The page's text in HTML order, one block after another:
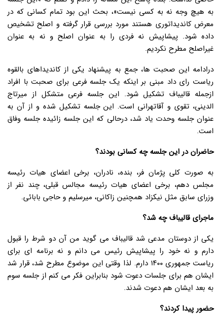
به هیچ وجه نه به کسی نیست»، بحث این بود تمام کسانی که در
معرض کاندیداتوری هستند مورد بررسی قرار گرفته و اصلح تشخیص
داده شود. پیشاپیش نه فردی را به عنوان اصلح و نه به عنوان
غیراصلح مطرح نکردیم.
درادامه این صحبت ها، جمع به پیشنهاد یکی از کاندیداهای بالقوه
ریاست رای داد مبنی بر اینکه یک جلسه فرعی برای صحبت با افراد
ازجمله قالیباف تشکیل شود. این جلسه فرعی متشکل از میرتاج
الدینی، تقوی و آقاتهرانی است. این جلسه تشکیل شده و از آن به
عنوان جلسه وحدت یاد شد، درحالی که این جلسه زائیده جلسه وفاق
است.
حاضران در این جلسه چه کسانی بودند؟
به صورت کلی پژمان فر، بنده، نادران، برخی اعضای هیات رئیسه
مجلس دهم، برخی اعضای هیات رئیسه مجالس قبلی، چند نفر از
وزرای سابق مثل نیکزاد همچنین زاکانی، میرسلیم و حاجی بابائی.
ماجرای قالیباف چه شد؟
یکی از دوستان مدعی شد قالیباف می گوید من آن دو شرط را قبول
دارم و نه خود را پیشاپیش رئیس می دانم و نه برنامه ای برای
ریاست جمهوری ۱۴۰۰ دارم. لذا وقتی این موضوع مطرح شد، قرار شد
ایشان هم برای جلسات دعوت شود بنابراین فکر می کنم از جلسه سوم
به بعد ایشان هم دعوت شدند.
حضور پیدا کردند؟